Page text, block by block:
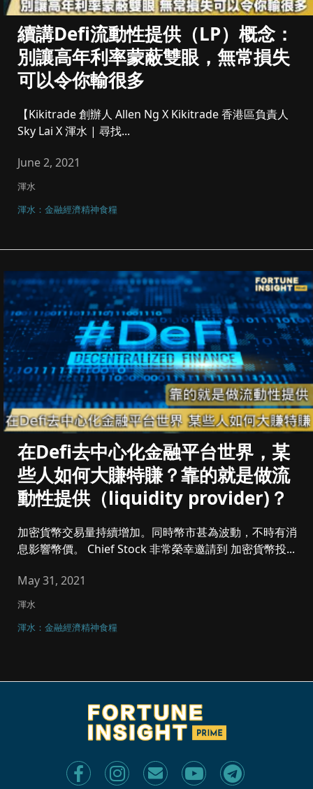
續講Defi流動性提供（LP）概念：
別讓高年利率蒙蔽雙眼，無常損失
可以令你輸很多
【Kikitrade 創辦人 Allen Ng X Kikitrade 香港區負責人
Sky Lai X 渾水 | 尋找...
June 2, 2021
渾水
渾水：金融經濟精神食糧
在Defi去中心化金融平台世界，某
些人如何大賺特賺？靠的就是做流
動性提供（liquidity provider)？
加密貨幣交易量持續增加。同時幣市甚為波動，不時有消
息影響幣價。 Chief Stock 非常榮幸邀請到 加密貨幣投...
May 31, 2021
渾水
渾水：金融經濟精神食糧